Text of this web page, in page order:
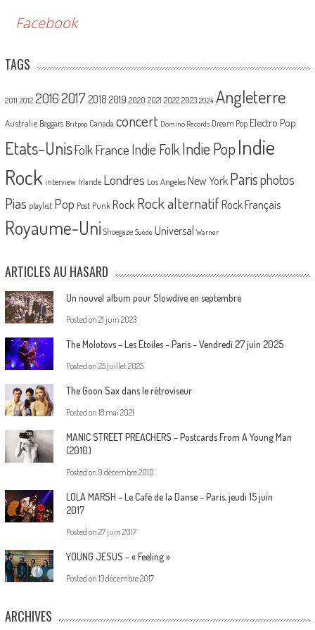
Facebook
TAGS
2011 2012 20162017 2018 2019 2020 2021 2022 2023 2024 Angleterre
Australie Beggars Britpop Canada concert Domino Records Dream Pop Electro Pop
Etats-UnisFolk France Indie FolkIndie PopIndie
Rock interview Irlande Londres Los Angeles New York Parisphotos
Pias playlist Pop Post Punk Rock Rock alternatif Rock Français
Royaume-Uni Shoegaze Suède Universal Warner
ARTICLES AU HASARD
Un nouvel album pour Slowdive en septembre
Posted on 21 juin 2023
The Molotovs – Les Etoiles – Paris – Vendredi 27 juin 2025
Posted on 25 juillet 2025
The Goon Sax dans le rétroviseur
Posted on 18 mai 2021
MANIC STREET PREACHERS – Postcards From A Young Man
(2010)
Posted on 9 décembre 2010
LOLA MARSH – Le Café de la Danse – Paris, jeudi 15 juin
2017
Posted on 27 juin 2017
YOUNG JESUS – « Feeling »
Posted on 13 décembre 2017
ARCHIVES